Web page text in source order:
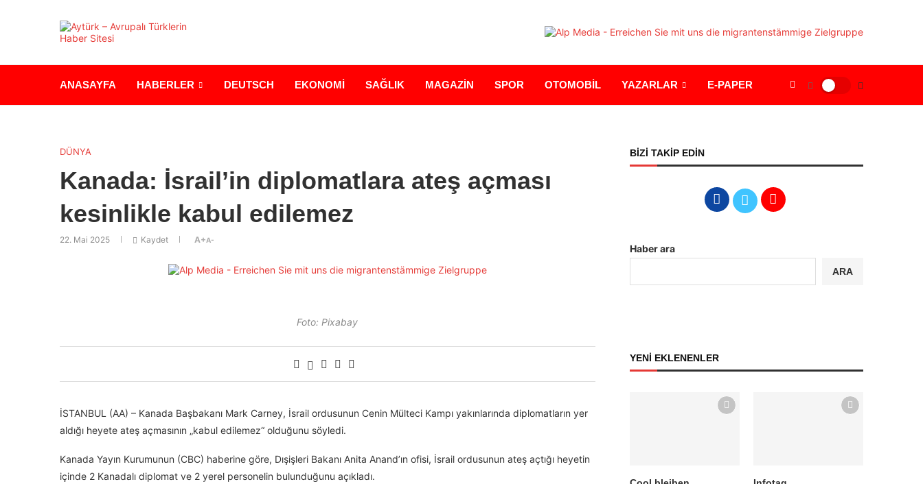
ANASAYFA HABERLER DEUTSCH EKONOMİ SAĞLIK MAGAZİN SPOR OTOMOBİL YAZARLAR E-PAPER
DÜNYA
Kanada: İsrail’in diplomatlara ateş açması
kesinlikle kabul edilemez
22. Mai 2025 Kaydet A+A-
Foto: Pixabay
İSTANBUL (AA) – Kanada Başbakanı Mark Carney, İsrail ordusunun Cenin Mülteci Kampı yakınlarında diplomatların yer
aldığı heyete ateş açmasının „kabul edilemez“ olduğunu söyledi.
Kanada Yayın Kurumunun (CBC) haberine göre, Dışişleri Bakanı Anita Anand’ın ofisi, İsrail ordusunun ateş açtığı heyetin
içinde 2 Kanadalı diplomat ve 2 yerel personelin bulunduğunu açıkladı.
BİZİ TAKİP EDİN
Haber ara
ARA
YENİ EKLENENLER